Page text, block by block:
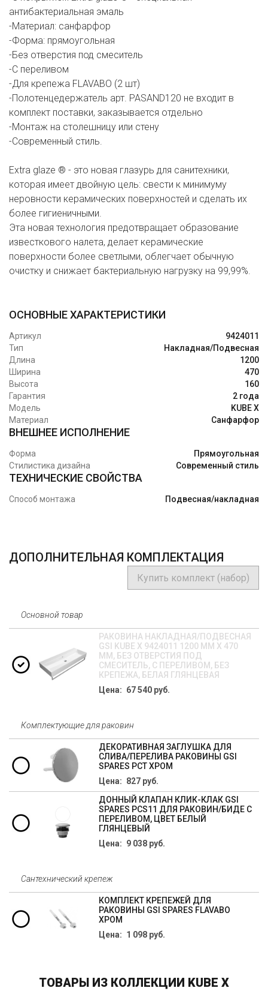
антибактериальная эмаль
-Материал: санфарфор
-Форма: прямоугольная
-Без отверстия под смеситель
-С переливом
-Для крепежа FLAVABO (2 шт)
-Полотенцедержатель арт. PASAND120 не входит в
комплект поставки, заказывается отдельно
-Монтаж на столешницу или стену
-Современный стиль.
Extra glaze ® - это новая глазурь для санитехники,
которая имеет двойную цель: свести к минимуму
неровности керамических поверхностей и сделать их
более гигиеничными.
Эта новая технология предотвращает образование
известкового налета, делает керамические
поверхности более светлыми, облегчает обычную
очистку и снижает бактериальную нагрузку на 99,99%.
ОСНОВНЫЕ ХАРАКТЕРИСТИКИ
Артикул
9424011
Тип
Накладная/Подвесная
Длина
1200
Ширина
470
Высота
160
Гарантия
2 года
Модель
KUBE X
Материал
Санфарфор
ВНЕШНЕЕ ИСПОЛНЕНИЕ
Форма
Прямоугольная
Стилистика дизайна
Современный стиль
ТЕХНИЧЕСКИЕ СВОЙСТВА
Способ монтажа Подвесная/накладная
ДОПОЛНИТЕЛЬНАЯ КОМПЛЕКТАЦИЯ
Купить комплект (набор)
Основной товар
РАКОВИНА НАКЛАДНАЯ/ПОДВЕСНАЯ
GSI KUBE X 9424011 1200 ММ Х 470
ММ, БЕЗ ОТВЕРСТИЯ ПОД
СМЕСИТЕЛЬ, С ПЕРЕЛИВОМ, БЕЗ
КРЕПЕЖА, БЕЛАЯ ГЛЯНЦЕВАЯ
Цена: 67 540 руб.
Комплектующие для раковин
ДЕКОРАТИВНАЯ ЗАГЛУШКА ДЛЯ
СЛИВА/ПЕРЕЛИВА РАКОВИНЫ GSI
SPARES PCT ХРОМ
Цена: 827 руб.
ДОННЫЙ КЛАПАН КЛИК-КЛАК GSI
SPARES PCS11 ДЛЯ РАКОВИН/БИДЕ С
ПЕРЕЛИВОМ, ЦВЕТ БЕЛЫЙ
ГЛЯНЦЕВЫЙ
Цена: 9 038 руб.
Сантехнический крепеж
КОМПЛЕКТ КРЕПЕЖЕЙ ДЛЯ
РАКОВИНЫ GSI SPARES FLAVABO
ХРОМ
Цена: 1 098 руб.
ТОВАРЫ ИЗ КОЛЛЕКЦИИ KUBE X